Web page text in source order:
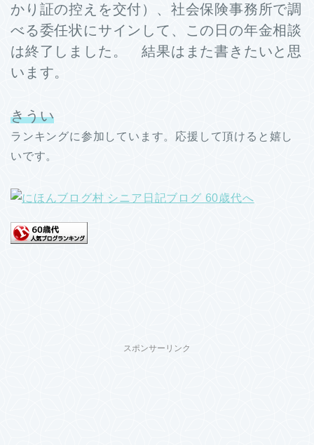
かり証の控えを交付）、社会保険事務所で調
べる委任状にサインして、この日の年金相談
は終了しました。 結果はまた書きたいと思
います。
きうい
ランキングに参加しています。応援して頂けると嬉し
いです。
スポンサーリンク